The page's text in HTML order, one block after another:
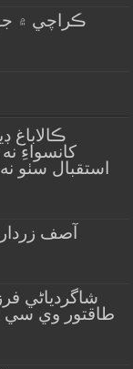
ڪالاباغ
کانسواءِ
استقبال سٺو
آصف
شاگردياڻي
طاقتور وي سي